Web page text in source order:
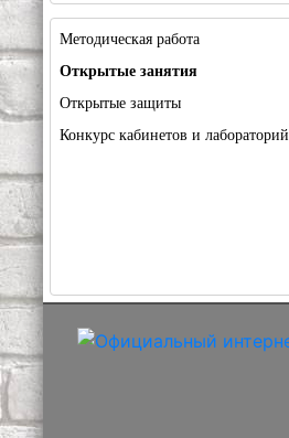
Методическая работа
Открытые занятия
Открытые защиты
Конкурс кабинетов и лабораторий